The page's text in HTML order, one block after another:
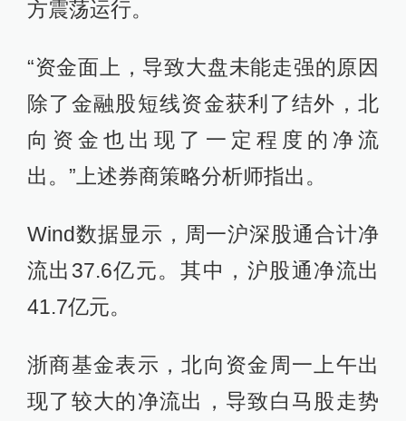
方震荡运行。
“资金面上，导致大盘未能走强的原因
除了金融股短线资金获利了结外，北
向资金也出现了一定程度的净流
出。”上述券商策略分析师指出。
Wind数据显示，周一沪深股通合计净
流出37.6亿元。其中，沪股通净流出
41.7亿元。
浙商基金表示，北向资金周一上午出
现了较大的净流出，导致白马股走势